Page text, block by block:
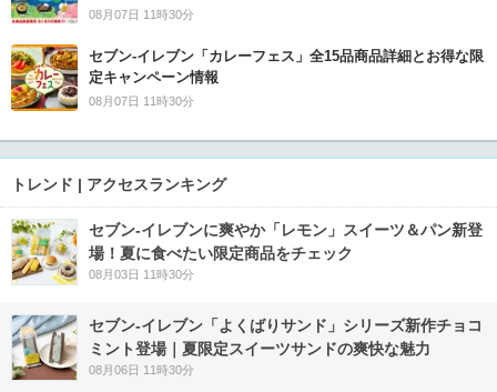
08月07日 11時30分
セブン‐イレブン「カレーフェス」全15品商品詳細とお得な限
定キャンペーン情報
08月07日 11時30分
トレンド | アクセスランキング
セブン‐イレブンに爽やか「レモン」スイーツ＆パン新登
場！夏に食べたい限定商品をチェック
08月03日 11時30分
セブン‐イレブン「よくばりサンド」シリーズ新作チョコ
ミント登場｜夏限定スイーツサンドの爽快な魅力
08月06日 11時30分